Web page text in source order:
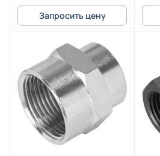
Запросить цену